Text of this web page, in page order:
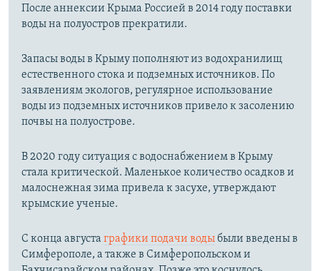
После аннексии Крыма Россией в 2014 году поставки
воды на полуостров прекратили.
Запасы воды в Крыму пополняют из водохранилищ
естественного стока и подземных источников. По
заявлениям экологов, регулярное использование
воды из подземных источников привело к засолению
почвы на полуострове.
В 2020 году ситуация с водоснабжением в Крыму
стала критической. Маленькое количество осадков и
малоснежная зима привела к засухе, утверждают
крымские ученые.
С конца августа графики подачи водыбыли введены в
Симферополе, а также в Симферопольском и